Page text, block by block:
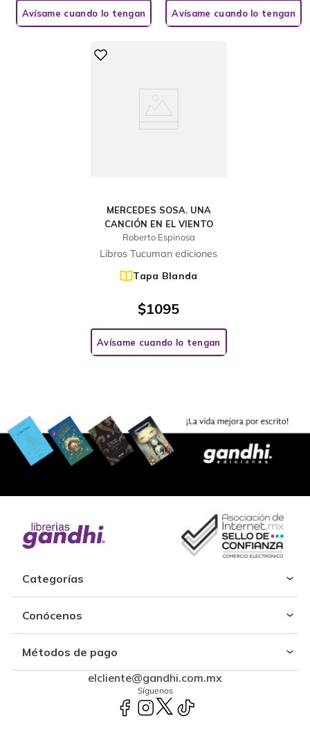
Avísame cuando lo tengan Avísame cuando lo tengan
MERCEDES SOSA. UNA
CANCIÓN EN EL VIENTO
Roberto Espinosa
Libros Tucuman ediciones
Tapa Blanda
$1095
Avísame cuando lo tengan
Categorías
Conócenos
Métodos de pago
elcliente@gandhi.com.mx
Síguenos